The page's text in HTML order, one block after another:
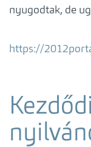
nyugodtak, de
https://